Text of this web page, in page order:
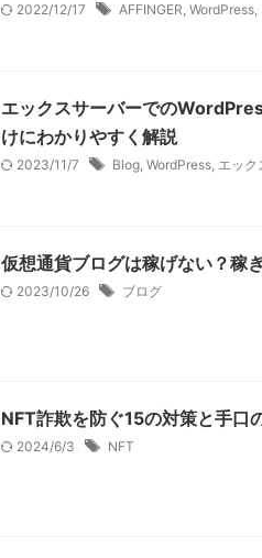
2022/12/17 AFFINGER, WordPress,
エックスサーバーでの
けにわかりやすく解説
2023/11/7 Blog, WordPress, エック
仮想通貨ブログは稼げない？稼
2023/10/26 ブログ
NFT詐欺を防ぐ15の対策と手口
2024/6/3 NFT